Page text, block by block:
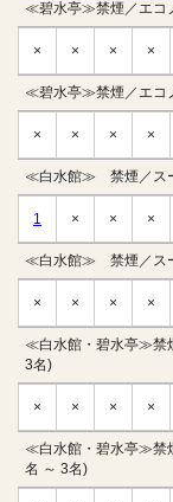
≪碧水亭≫禁煙／エコ
× × × ×
≪碧水亭≫禁煙／エコ
× × × ×
≪白水館≫ 禁煙／ス
1 × × ×
≪白水館≫ 禁煙／ス
× × × ×
≪白水館・碧水亭≫禁
3名)
× × × ×
≪白水館・碧水亭≫禁
名 ～ 3名)